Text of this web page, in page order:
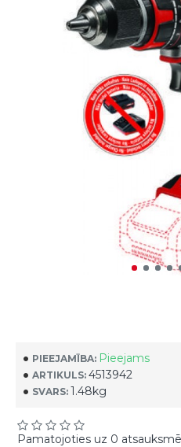
PIEEJAMĪBA: Pieejams
ARTIKULS: 4513942
SVARS: 1.48kg
Pamatojoties uz 0